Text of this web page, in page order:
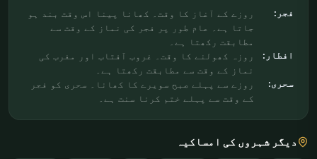
فجر:
روزے کے آغاز کا وقت۔ کھانا پینا اس وقت بند ہو
جاتا ہے۔ عام طور پر فجر کی نماز کے وقت سے
مطابقت رکھتا ہے۔
افطار:
روزہ کھولنے کا وقت۔ غروب آفتاب اور مغرب کی
نماز کے وقت سے مطابقت رکھتا ہے۔
سحری:
روزے سے پہلے صبح سویرے کا کھانا۔ سحری کو فجر
کے وقت سے پہلے ختم کرنا سنت ہے۔
دیگر شہروں کی امساکیہ